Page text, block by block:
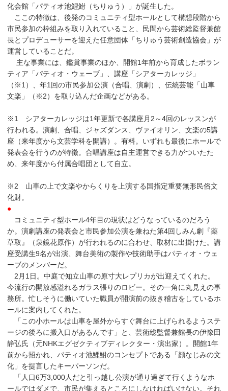
化会館「パティオ池鯉鮒（ちりゅう）」が誕生した。
ここの特徴は、後発のコミュニティ型ホールとして構想段階から
市民参加の枠組みを取り入れていること、民間から芸術総監督兼館
長とプロデューサーを迎えた任意団体「ちりゅう芸術創造協会」が
運営していることだ。
主な事業には、鑑賞事業のほか、開館1年前から育成したボラン
ティア「パティオ・ウェーブ」、講座「シアターカレッジ」
（※1）、年1回の市民参加公演（合唱、演劇）、伝統芸能「山車
文楽」（※2）を取り込んだ企画などがある。
※1 シアターカレッジは1年更新で各講座月2～4回のレッスンが
行われる。演劇、合唱、ジャズダンス、ヴァイオリン、文楽の5講
座（来年度から文芸学科を開講）。有料。いずれも最後にホールで
発表会を行うのが特徴。合唱講座は自主運営できる力がついたた
め、来年度から付属合唱団として自立。
※2 山車の上で文楽やからくりを上演する国指定重要無形民俗文
化財。
●
コミュニティ型ホール4年目の現状はどうなっているのだろう
か。演劇講座の発表会と市民参加公演を兼ねた第4回しみん劇『薬
草取』（泉鏡花原作）が行われるのに合わせ、取材に出掛けた。講
座受講生9名が出演、舞台美術の製作や技術助手はパティオ・ウェ
ーブのメンバーだ。
2月1日。中庭で知立山車の原寸大レプリカが出迎えてくれた。
今流行の開放感溢れるガラス張りのロビー。その一角に丸見えの事
務所。忙しそうに働いていた職員が開演前の抜き稽古をしているホ
ールに案内してくれた。
「この小ホールは山車を屋外からすぐ舞台に上げられるようステ
ージの後ろに搬入口があるんです」と、芸術総監督兼館長の伊豫田
静弘氏（元NHKエグゼクティブディレクター・演出家）。開館1年
前から招かれ、パティオ池鯉鮒のコンセプトである「顔なじみの文
化」を提言したキーパーソンだ。
「人口6万3,000人だと引っ越し公演が通り過ぎて行くようなホ
ールではダメで、市民が集えるところにしなければいけない。それ